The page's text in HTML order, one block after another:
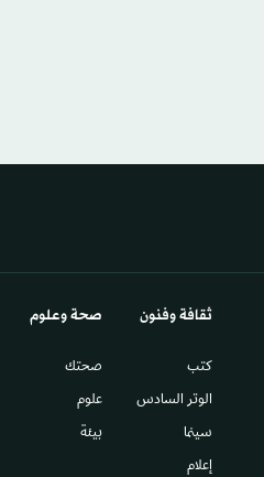
ثقافة وفنون
كتب
الوتر السادس​
سينما
إعلام
صحة وعلوم
صحتك
علوم
بيئة